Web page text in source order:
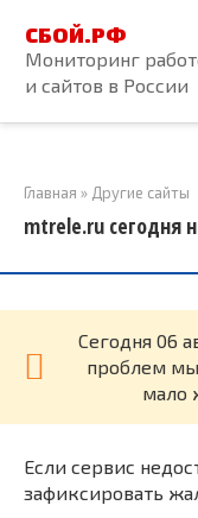
контенту
СБОЙ.РФ
Мониторинг
и сайтов в России
Главная » Другие сайты
mtrele.ru сегодня
Cегодня 06
проблем
мало
Если сервис
зафиксировать